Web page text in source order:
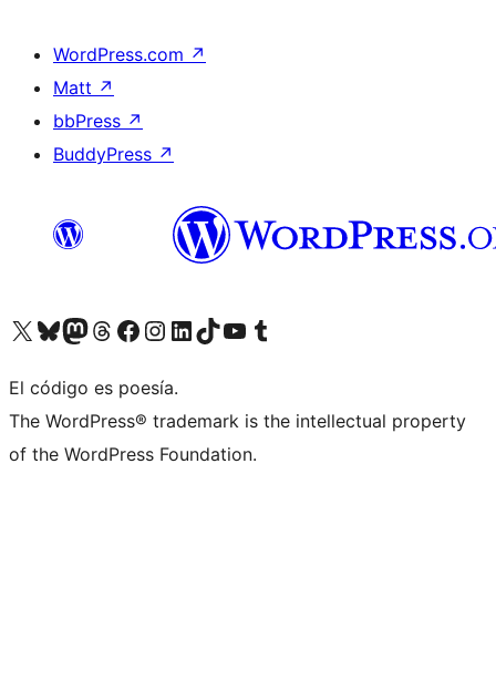
WordPress.com ↗
Matt ↗
bbPress ↗
BuddyPress ↗
Visitá nuestra cuenta de X (anteriormente Twitter)
Visitá nuestra cuenta de Bluesky
Visitá nuestra cuenta de Mastodon
Visitá nuestra cuenta de Threads
Visitá nuestra página de Facebook
Visitá nuestra cuenta de Instagram
Visitá nuestra cuenta de LinkedIn
Visitá nuestra cuenta de TikTok
Visitá nuestro canal de YouTube
Visitá nuestra cuenta de Tumblr
El código es poesía.
The WordPress® trademark is the intellectual property
of the WordPress Foundation.